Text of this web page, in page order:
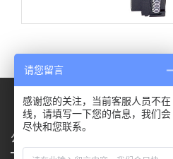
公司地址
请您留言
感谢您的关注，当前客服人员不在
线，请填写一下您的信息，我们会
尽快和您联系。